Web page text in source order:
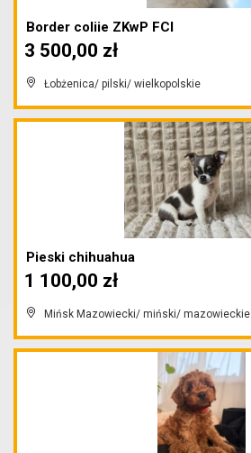
Border coliie ZKwP FCI
Łobżenica/ pilski/ wielkopolskie
3 500,00 zł
Pieski chihuahua
Mińsk Mazowiecki/ miński/ mazowieckie
1 100,00 zł